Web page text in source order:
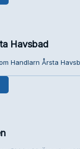
Havsbad
Handlarn Årsta